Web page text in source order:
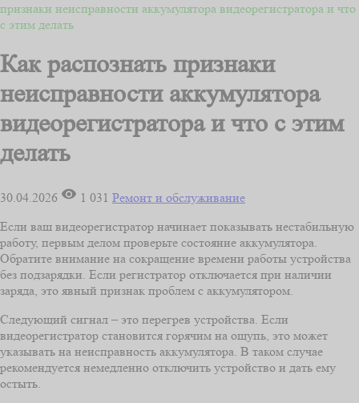
признаки неисправности аккумулятора видеорегистратора и что
с этим делать
Как распознать признаки
неисправности аккумулятора
видеорегистратора и что с этим
делать
30.04.2026 1 031 Ремонт и обслуживание
Если ваш видеорегистратор начинает показывать нестабильную
работу, первым делом проверьте состояние аккумулятора.
Обратите внимание на сокращение времени работы устройства
без подзарядки. Если регистратор отключается при наличии
заряда, это явный признак проблем с аккумулятором.
Следующий сигнал – это перегрев устройства. Если
видеорегистратор становится горячим на ощупь, это может
указывать на неисправность аккумулятора. В таком случае
рекомендуется немедленно отключить устройство и дать ему
остыть.